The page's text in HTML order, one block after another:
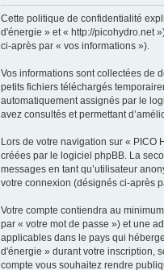
Cette politique de confidentialité
d'énergie » et « http://picohydro.net
ci-après par « vos informations »).
Vos informations sont collectées de
petits fichiers téléchargés
automatiquement assignés par le
avez consultés et permettant
Lors de votre navigation sur « PICO
créées par le logiciel phpBB. La
messages en tant qu’utilisateur
votre connexion (désignés ci-après
Votre compte contiendra au
par « votre mot de passe ») et une
applicables dans le pays qui
d'énergie » durant votre inscription,
compte vous souhaitez rendre